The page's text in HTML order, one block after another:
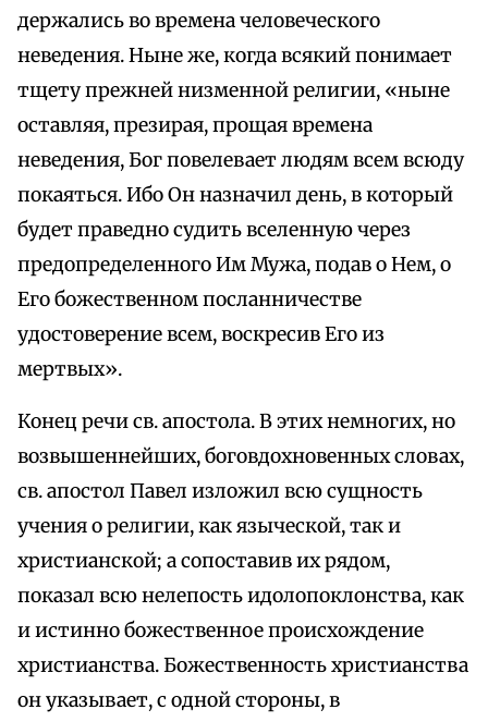
держались во времена человеческого
неведения. Ныне же, когда всякий понимает
тщету прежней низменной религии, «ныне
оставляя, презирая, прощая времена
неведения, Бог повелевает людям всем всюду
покаяться. Ибо Он назначил день, в который
будет праведно судить вселенную через
предопределенного Им Мужа, подав о Нем, о
Его божественном посланничестве
удостоверение всем, воскресив Его из
мертвых».
Конец речи св. апостола. В этих немногих, но
возвышеннейших, боговдохновенных словах,
св. апостол Павел изложил всю сущность
учения о религии, как языческой, так и
христианской; а сопоставив их рядом,
показал всю нелепость идолопоклонства, как
и истинно божественное происхождение
христианства. Божественность христианства
он указывает, с одной стороны, в